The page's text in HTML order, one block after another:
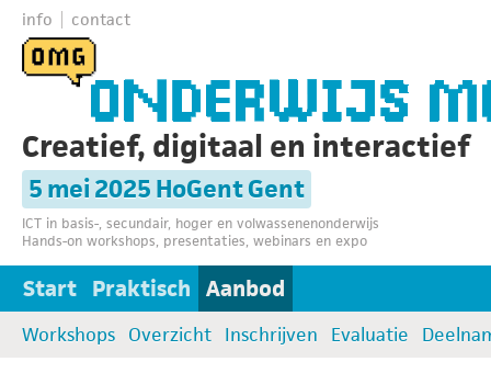
info contact
Creatief, digitaal en interactief
5 mei 2025 HoGent Gent
ICT in basis-, secundair, hoger en volwassenenonderwijs
Hands-on workshops, presentaties, webinars en expo
Start Praktisch Aanbod
Workshops Overzicht Inschrijven Evaluatie